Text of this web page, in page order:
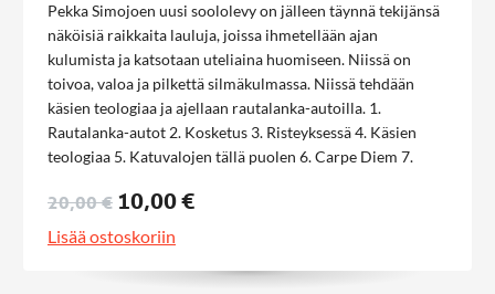
Pekka Simojoen uusi soololevy on jälleen täynnä tekijänsä
näköisiä raikkaita lauluja, joissa ihmetellään ajan
kulumista ja katsotaan uteliaina huomiseen. Niissä on
toivoa, valoa ja pilkettä silmäkulmassa. Niissä tehdään
käsien teologiaa ja ajellaan rautalanka-autoilla. 1.
Rautalanka-autot 2. Kosketus 3. Risteyksessä 4. Käsien
teologiaa 5. Katuvalojen tällä puolen 6. Carpe Diem 7.
Todellisuutta 11. Hopealanka
20,00 € 10,00 €
Lisää ostoskoriin